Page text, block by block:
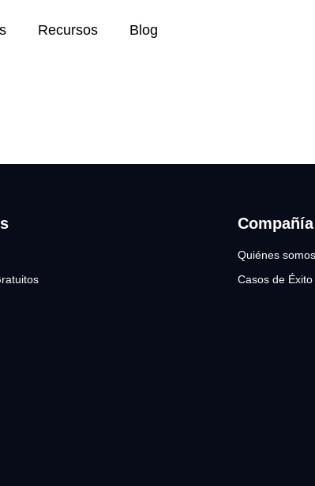
Recursos Blog
Compañía
Quiénes somos
Casos de Éxito